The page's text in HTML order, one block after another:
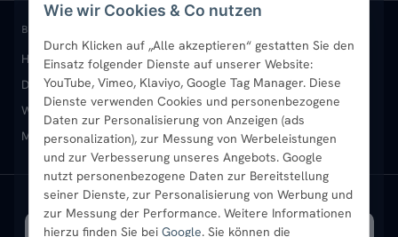
Wie wir Cookies & Co nutzen
Durch Klicken auf „Alle akzeptieren“ gestatten Sie den
Einsatz folgender Dienste auf unserer Website:
YouTube, Vimeo, Klaviyo, Google Tag Manager. Diese
Dienste verwenden Cookies und personenbezogene
Daten zur Personalisierung von Anzeigen (ads
personalization), zur Messung von Werbeleistungen
und zur Verbesserung unseres Angebots. Google
nutzt personenbezogene Daten zur Bereitstellung
seiner Dienste, zur Personalisierung von Werbung und
zur Messung der Performance. Weitere Informationen
hierzu finden Sie bei Google. Sie können die
Paneelheizkörper
Vertikal-Heizkörper
Heizkörper-Zubehör
Rückgabe & Widerruf
Garantie & Gewährleistung
Montageservice vor Ort
Sendung verfolgen
Standort & Abholung Jüchen
B2B-Kunden
Karriere
Ratgeber
Bestpreisgarantie
Anmelden / Mein Konto
Merkliste
Newsletter
Aktuelle Angebote
BELIEBTE KATEGORIEN
Heizkörper kaufenBadheizkörperHandtuchheizkörper
Design-HeizkörperPaneelheizkörperVertikal-Heizkörper
Wandheizkörper Wohnraum-Heizkörper Badheizkörper Schwarz
Mischbetrieb-HeizkörperHeizkörper-ZubehörAktuelle Angebote
VERSAND MIT